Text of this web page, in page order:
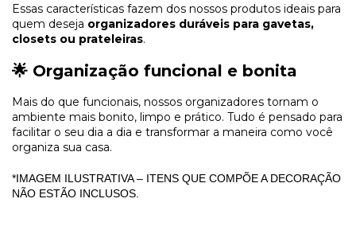
Essas características fazem dos nossos produtos ideais para
quem deseja organizadores duráveis para gavetas,
closets ou prateleiras.
🌟 Organização funcional e bonita
Mais do que funcionais, nossos organizadores tornam o
ambiente mais bonito, limpo e prático. Tudo é pensado para
facilitar o seu dia a dia e transformar a maneira como você
organiza sua casa.
*IMAGEM ILUSTRATIVA – ITENS QUE COMPÕE A DECORAÇÃO
NÃO ESTÃO INCLUSOS.